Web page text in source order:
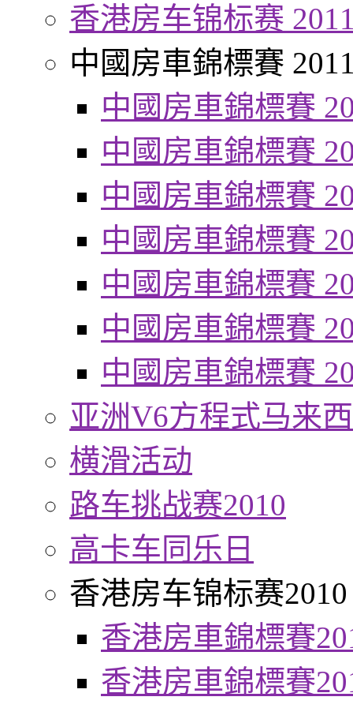
香港房车锦标赛
中國房車錦標賽
中國房車錦標賽
中國房車錦標賽
中國房車錦標賽
中國房車錦標賽
中國房車錦標賽
中國房車錦標賽
中國房車錦標賽
亚洲V6方程式马来
横滑活动
路车挑战赛2010
高卡车同乐日
香港房车锦标赛2010
香港房車錦標賽
香港房車錦標賽